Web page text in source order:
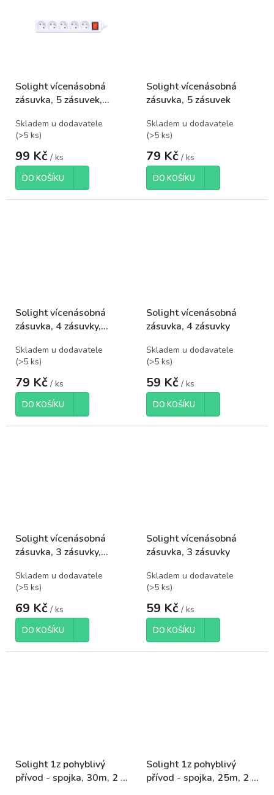
Solight vícenásobná
zásuvka, 5 zásuvek,
Skladem u dodavatele
(>5 ks)
99 Kč / ks
DO KOŠÍKU
Solight vícenásobná
zásuvka, 5 zásuvek
Skladem u dodavatele
(>5 ks)
79 Kč / ks
DO KOŠÍKU
Solight vícenásobná
zásuvka, 4 zásuvky,
Skladem u dodavatele
(>5 ks)
79 Kč / ks
DO KOŠÍKU
Solight vícenásobná
zásuvka, 4 zásuvky
Skladem u dodavatele
(>5 ks)
59 Kč / ks
DO KOŠÍKU
Solight vícenásobná
zásuvka, 3 zásuvky,
Skladem u dodavatele
(>5 ks)
69 Kč / ks
DO KOŠÍKU
Solight vícenásobná
zásuvka, 3 zásuvky
Skladem u dodavatele
(>5 ks)
59 Kč / ks
DO KOŠÍKU
Solight 1z pohyblivý
přívod - spojka, 30m, 2 x
Solight 1z pohyblivý
přívod - spojka, 25m, 2 x